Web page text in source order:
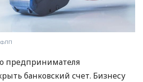
ФЛП
предпринимателя
банковский счет. Бизнесу